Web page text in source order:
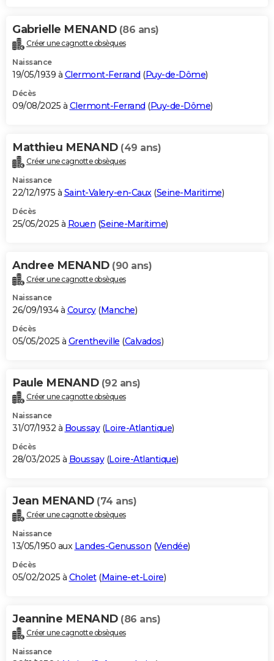
Gabrielle MENAND (86 ans)
Créer une cagnotte obsèques
Naissance
19/05/1939 à Clermont-Ferrand (Puy-de-Dôme)
Décès
09/08/2025 à Clermont-Ferrand (Puy-de-Dôme)
Matthieu MENAND (49 ans)
Créer une cagnotte obsèques
Naissance
22/12/1975 à Saint-Valery-en-Caux (Seine-Maritime)
Décès
25/05/2025 à Rouen (Seine-Maritime)
Andree MENAND (90 ans)
Créer une cagnotte obsèques
Naissance
26/09/1934 à Courcy(Manche)
Décès
05/05/2025 à Grentheville (Calvados)
Paule MENAND (92 ans)
Créer une cagnotte obsèques
Naissance
31/07/1932 à Boussay(Loire-Atlantique)
Décès
28/03/2025 à Boussay(Loire-Atlantique)
Jean MENAND (74 ans)
Créer une cagnotte obsèques
Naissance
13/05/1950 aux Landes-Genusson (Vendée)
Décès
05/02/2025 à Cholet(Maine-et-Loire)
Jeannine MENAND (86 ans)
Créer une cagnotte obsèques
Naissance